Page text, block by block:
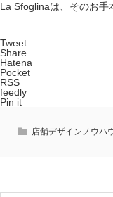
La Sfoglinaは、そのお手
Tweet
Share
Hatena
Pocket
RSS
feedly
Pin it
店舗デザインノウハ